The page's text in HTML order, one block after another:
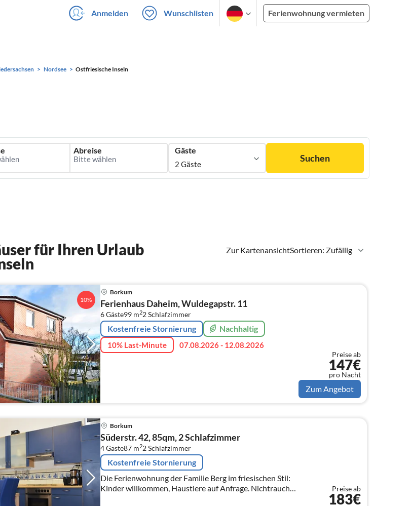
Anmelden Wunschlisten Ferienwohnung vermieten
Nordsee Ostfriesische Inseln
Abreise Gäste
2 Gäste
Suchen
Zur KartenansichtSortieren: Zufällig
für Ihren Urlaub
10%
Borkum
Ferienhaus Daheim, Wuldegapstr. 11
6 Gäste99 m22Schlafzimmer
Kostenfreie Stornierung Nachhaltig
10% Last-Minute 07.08.2026 - 12.08.2026
Preise ab
147€
pro Nacht
Zum Angebot
Borkum
Süderstr. 42, 85qm, 2 Schlafzimmer
4 Gäste87 m22Schlafzimmer
Kostenfreie Stornierung
Die Ferienwohnung der Familie Berg im friesischen Stil:
Kinder willkommen, Haustiere auf Anfrage. Nichtraucher,
Preise ab
183€